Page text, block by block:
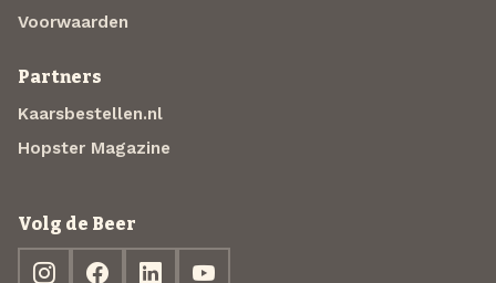
Voorwaarden
Partners
Kaarsbestellen.nl
Hopster Magazine
Volg de Beer